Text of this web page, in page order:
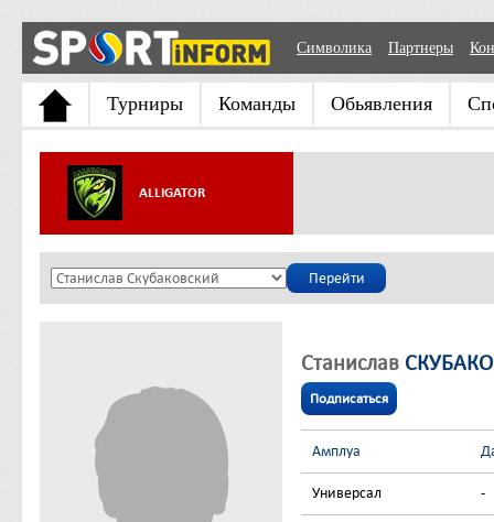
Символика Партнеры
Турниры Команды Обьявления
ALLIGATOR
Станислав
Подписаться
Амплуа
Универсал -